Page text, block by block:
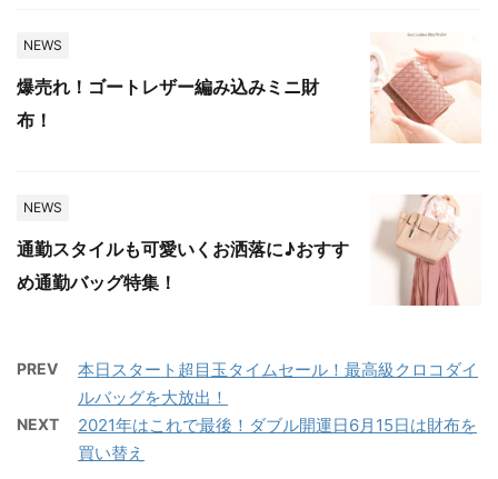
NEWS
爆売れ！ゴートレザー編み込みミニ財
布！
NEWS
通勤スタイルも可愛いくお洒落に♪おすす
め通勤バッグ特集！
PREV
本日スタート超目玉タイムセール！最高級クロコダイ
ルバッグを大放出！
NEXT
2021年はこれで最後！ダブル開運日6月15日は財布を
買い替え